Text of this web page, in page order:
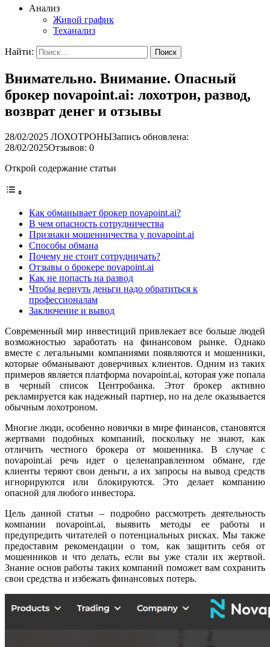
Анализ
Живой график
Теханализ
Найти:
Внимательно. Внимание. Опасный
брокер novapoint.ai: лохотрон, развод,
возврат денег и отзывы
28/02/2025 ЛОХОТРОНЫЗапись обновлена:
28/02/2025Отзывов: 0
Открой содержание статьи
Как обманывает брокер novapoint.ai?
В чем опасность сотрудничества
Признаки мошенничества у novapoint.ai
Способы обмана
Почему не стоит сотрудничать?
Отзывы о брокере novapoint.ai
Как не попасть на развод
Чтобы вернуть деньги надо обратиться к
профессионалам
Заключение и вывод
Современный мир инвестиций привлекает все больше людей
возможностью заработать на финансовом рынке. Однако
вместе с легальными компаниями появляются и мошенники,
которые обманывают доверчивых клиентов. Одним из таких
примеров является платформа novapoint.ai, которая уже попала
в черный список Центробанка. Этот брокер активно
рекламируется как надежный партнер, но на деле оказывается
обычным лохотроном.
Многие люди, особенно новички в мире финансов, становятся
жертвами подобных компаний, поскольку не знают, как
отличить честного брокера от мошенника. В случае с
novapoint.ai речь идет о целенаправленном обмане, где
клиенты теряют свои деньги, а их запросы на вывод средств
игнорируются или блокируются. Это делает компанию
опасной для любого инвестора.
Цель данной статьи – подробно рассмотреть деятельность
компании novapoint.ai, выявить методы ее работы и
предупредить читателей о потенциальных рисках. Мы также
предоставим рекомендации о том, как защитить себя от
мошенников и что делать, если вы уже стали их жертвой.
Знание основ работы таких компаний поможет вам сохранить
свои средства и избежать финансовых потерь.